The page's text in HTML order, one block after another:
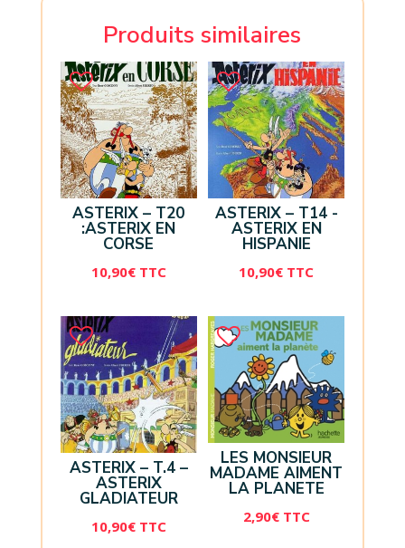
Produits similaires
ASTERIX – T20
:ASTERIX EN
CORSE
10,90€ TTC
ASTERIX – T14 -
ASTERIX EN
HISPANIE
10,90€ TTC
ASTERIX – T.4 –
ASTERIX
GLADIATEUR
10,90€ TTC
LES MONSIEUR
MADAME AIMENT
LA PLANETE
2,90€ TTC